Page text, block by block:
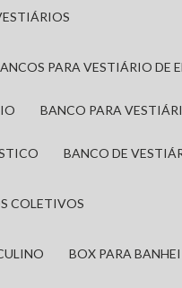
BANCOS PARA VESTIÁRIO DE
BANCO PARA
BANCO DE
COLETIVOS
BOX PARA